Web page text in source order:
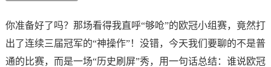
你准备好了吗？那场看得我直呼“够呛”的欧冠小组赛，竟然打
出了连续三届冠军的“神操作”！没错，今天我们要聊的不是普
通的比赛，而是一场“历史刷屏”秀，用一句话总结：谁说欧冠